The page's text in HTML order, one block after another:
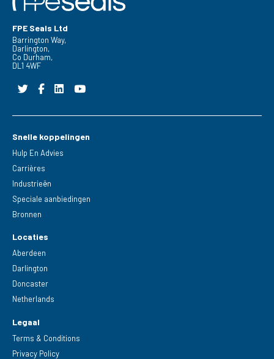
FPE Seals Ltd
Barrington Way,
Darlington,
Co Durham,
DL1 4WF
Snelle koppelingen
Hulp En Advies
Carrières
Industrieën
Speciale aanbiedingen
Bronnen
Locaties
Aberdeen
Darlington
Doncaster
Netherlands
Legaal
Terms & Conditions
Privacy Policy